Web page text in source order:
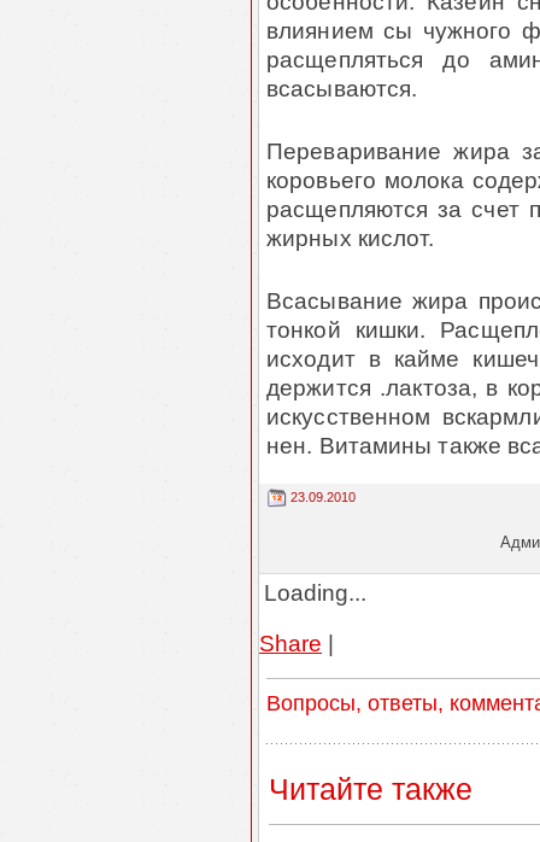
влиянием сы чужного
расщепляться до
всасываются.
Переваривание жира
коровьего молока
расщепляются за счет
жирных кислот.
Всасывание жира
тонкой кишки.
исходит в кайме
держится .лактоза, в
искусственном
нен. Витамины также
23.09.2010
Loading...
Share |
Вопросы, ответы,
Читайте также